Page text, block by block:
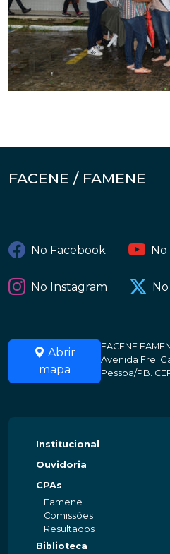
FACENE / FAMENE
No Facebook
No Instagram
Abrir
mapa
FACENE
Avenida Frei
Pessoa/PB.
Institucional
Ouvidoria
CPAs
Famene
Comissões
Resultados
Biblioteca